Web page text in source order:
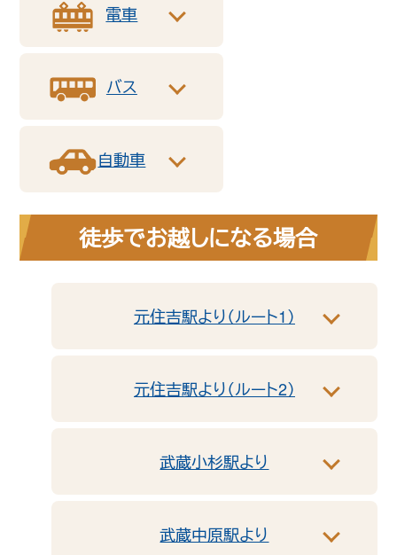
電車
バス
自動車
徒歩でお越しになる場合
元住吉駅より（ルート1）
元住吉駅より（ルート2）
武蔵小杉駅より
武蔵中原駅より